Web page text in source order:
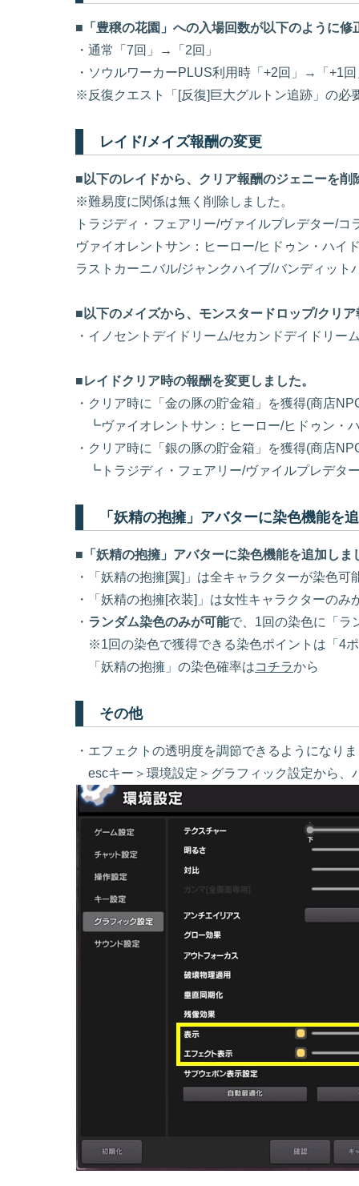
■「豊穣の花園」への入場回数が以下のように修
・通常「7回」→「2回」
・ソウルワーカーPLUS利用時「+2回」→「+1回
※反復クエスト「[反復]巨大グルトン追跡」の
レイド/メイズ報酬の変更
■以下のレイドから、クリア報酬のジェニーを削
※難易度に関係は無く削除しました。
トラジディ・フェアリー/ヴァイルプレデター/コ
ヴァイオレントサン：ヒーロー/ヒドゥン・ハイ
ラストカーニバル/ジャンクハイブ/バンディット
■以下のメイズから、モンスタードロップ/クリ
・イノセントデイドリーム/セカンドデイドリー
■レイドクリア時の報酬を変更しました。
・クリア時に「金の豚の貯金箱」を獲得(商店
┗ヴァイオレントサン：ヒーロー/ヒドゥン・
・クリア時に「銀の豚の貯金箱」を獲得(商店
┗トラジディ・フェアリー/ヴァイルプレデタ
「妖精の抱擁」アバターに染色機能を
■「妖精の抱擁」アバターに染色機能を追加しま
・「妖精の抱擁[翼]」は全キャラクターが染色可
・「妖精の抱擁[衣装]」は女性キャラクターのみ
・ ランダム染色のみが可能で、1回の染色に「ラ
※1回の染色で獲得できる染色ポイントは「4
「妖精の抱擁」の染色確率はコチラから
その他
・エフェクトの透明度を調節できるようになり
escキー＞環境設定＞グラフィック設定から、